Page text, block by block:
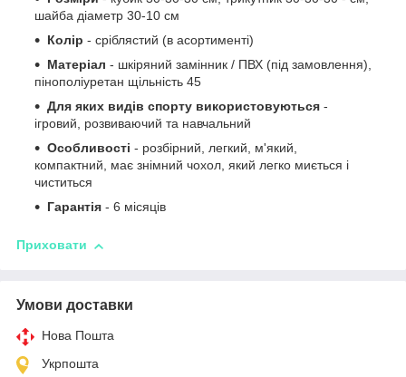
шайба діаметр 30-10 см
Колір - сріблястий (в асортименті)
Матеріал - шкіряний замінник / ПВХ (під замовлення),
пінополіуретан щільність 45
Для яких видів спорту використовуються -
ігровий, розвиваючий та навчальний
Особливості - розбірний, легкий, м'який,
компактний, має знімний чохол, який легко миється і
чиститься
Гарантія - 6 місяців
Приховати
Умови доставки
Нова Пошта
Укрпошта